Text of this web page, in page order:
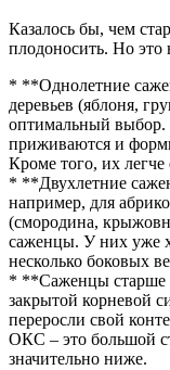
Казалось бы, чем
плодоносить. Но это
* **Однолетние
деревьев (яблоня,
оптимальный выбор.
приживаются и
Кроме того, их
* **Двухлетние
например, для
(смородина,
саженцы. У них уже
несколько боковых
* **Саженцы старше
закрытой корневой
переросли свой
ОКС – это большой
значительно ниже.